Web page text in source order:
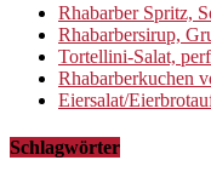
Rhabarber Spritz,
Rhabarbersirup,
Tortellini-Salat,
Rhabarberkuchen
Eiersalat/
Schlagwörter